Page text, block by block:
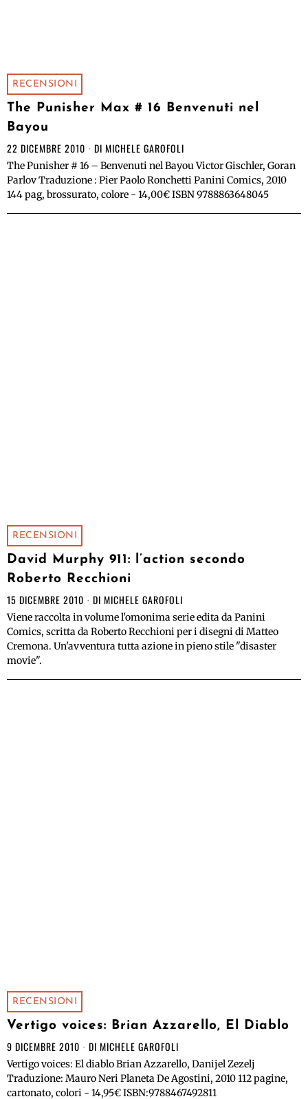
RECENSIONI
The Punisher Max # 16 Benvenuti nel
Bayou
22 DICEMBRE 2010 DI MICHELE GAROFOLI
The Punisher # 16 – Benvenuti nel Bayou Victor Gischler, Goran
Parlov Traduzione : Pier Paolo Ronchetti Panini Comics, 2010
144 pag, brossurato, colore - 14,00€ ISBN 9788863648045
RECENSIONI
David Murphy 911: l’action secondo
Roberto Recchioni
15 DICEMBRE 2010 DI MICHELE GAROFOLI
Viene raccolta in volume l'omonima serie edita da Panini
Comics, scritta da Roberto Recchioni per i disegni di Matteo
Cremona. Un'avventura tutta azione in pieno stile "disaster
movie".
RECENSIONI
Vertigo voices: Brian Azzarello, El Diablo
9 DICEMBRE 2010 DI MICHELE GAROFOLI
Vertigo voices: El diablo Brian Azzarello, Danijel Zezelj
Traduzione: Mauro Neri Planeta De Agostini, 2010 112 pagine,
cartonato, colori - 14,95€ ISBN:9788467492811